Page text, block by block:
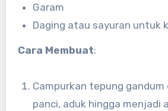
Garam
Daging atau sayuran untuk
Cara Membuat:
Campurkan tepung gandum
panci, aduk hingga menjadi